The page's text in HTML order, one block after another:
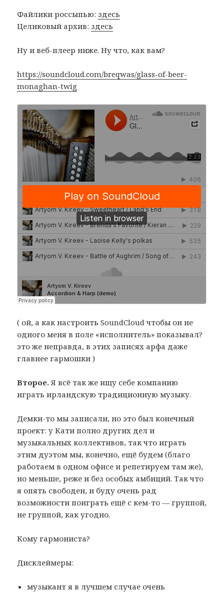
Файлики россыпью: здесь
Целиковый архив: здесь
Ну и веб-плеер ниже. Ну что, как вам?
https://soundcloud.com/breqwas/glass-of-beer-
monaghan-twig
( ой, а как настроить SoundCloud чтобы он не
одного меня в поле «исполнитель» показывал?
это же неправда, в этих записях арфа даже
главнее гармошки )
Второе.Я всё так же ищу себе компанию
играть ирландскую традиционную музыку.
Демки-то мы записали, но это был конечный
проект: у Кати полно других дел и
музыкальных коллективов, так что играть
этим дуэтом мы, конечно, ещё будем (благо
работаем в одном офисе и репетируем там же),
но меньше, реже и без особых амбиций. Так что
я опять свободен, и буду очень рад
возможности поиграть ещё с кем-то — группой,
не группой, как угодно.
Кому гармониста?
Дисклеймеры:
музыкант я в лучшем случае очень